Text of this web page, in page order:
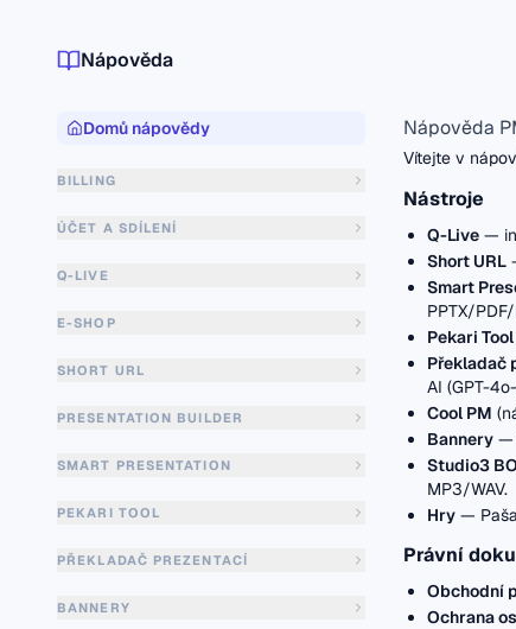
Nápověda
Domů nápovědy
BILLING
ÚČET A SDÍLENÍ
Q-LIVE
E-SHOP
SHORT URL
PRESENTATION BUILDER
SMART PRESENTATION
PEKARI TOOL
PŘEKLADAČ PREZENTACÍ
BANNERY
Nápověda
Vítejte v
Nástroje
Q-Live —
Short URL
Smart
PPTX/
Pekari Tool
Překladač
AI (GPT-
Cool PM
Bannery —
Studio3
MP3/WAV.
Hry —
Právní
Obchodní
Ochrana